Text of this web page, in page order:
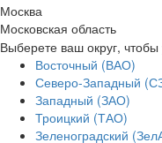
Москва
Московская область
Выберете ваш округ, чтобы
Восточный (ВАО)
Северо-Западный
Западный (ЗАО)
Троицкий (ТАО)
Зеленоградский